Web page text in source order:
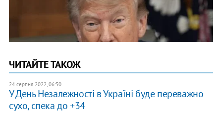
ЧИТАЙТЕ ТАКОЖ
24 серпня 2022, 06:50
У День Незалежності в Україні буде переважно
сухо, спека до +34